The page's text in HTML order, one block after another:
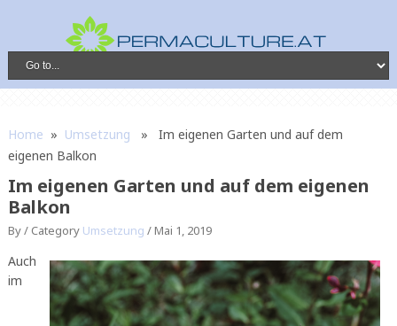
Home » Umsetzung » Im eigenen Garten und auf dem
eigenen Balkon
Im eigenen Garten und auf dem eigenen
Balkon
By / Category Umsetzung /Mai 1, 2019
Auch
im